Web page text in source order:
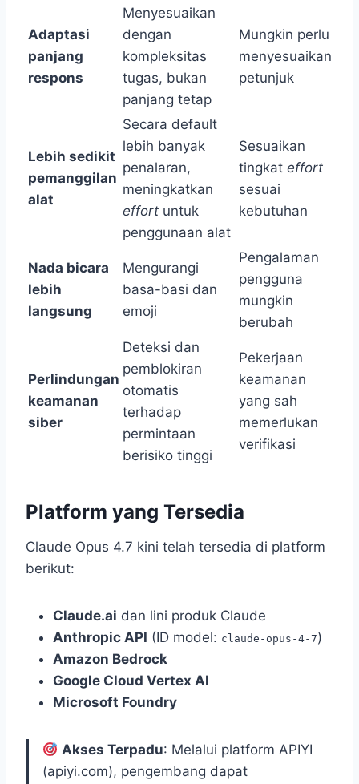
Adaptasi
panjang
respons
Menyesuaikan
dengan
kompleksitas
tugas, bukan
panjang tetap
Mungkin perlu
menyesuaikan
petunjuk
Lebih sedikit
pemanggilan
alat
Secara default
lebih banyak
penalaran,
meningkatkan
effort untuk
penggunaan alat
Sesuaikan
tingkat effort
sesuai
kebutuhan
Nada bicara
lebih
langsung
Mengurangi
basa-basi dan
emoji
Pengalaman
pengguna
mungkin
berubah
Perlindungan
keamanan
siber
Deteksi dan
pemblokiran
otomatis
terhadap
permintaan
berisiko tinggi
Pekerjaan
keamanan
yang sah
memerlukan
verifikasi
Platform yang Tersedia
Claude Opus 4.7 kini telah tersedia di platform
berikut:
Claude.ai dan lini produk Claude
Anthropic API (ID model: claude-opus-4-7)
Amazon Bedrock
Google Cloud Vertex AI
Microsoft Foundry
Akses Terpadu: Melalui platform APIYI
(apiyi.com), pengembang dapat